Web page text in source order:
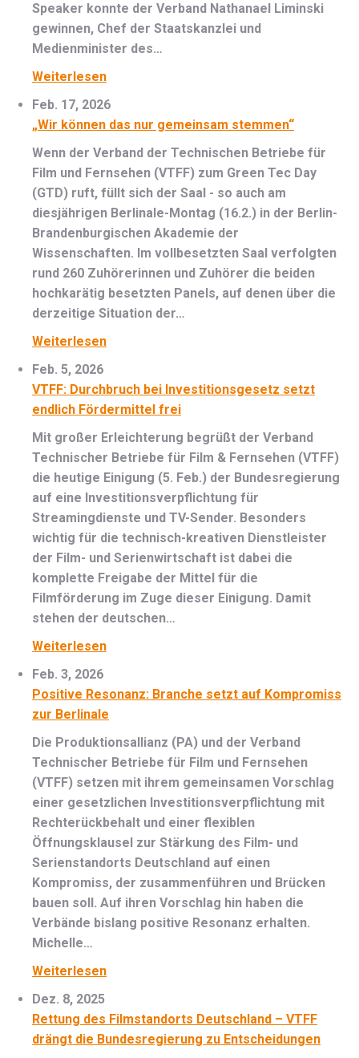
Speaker konnte der Verband Nathanael Liminski
gewinnen, Chef der Staatskanzlei und
Medienminister des…
Weiterlesen
Feb. 17, 2026
„Wir können das nur gemeinsam stemmen“
Wenn der Verband der Technischen Betriebe für
Film und Fernsehen (VTFF) zum Green Tec Day
(GTD) ruft, füllt sich der Saal - so auch am
diesjährigen Berlinale-Montag (16.2.) in der Berlin-
Brandenburgischen Akademie der
Wissenschaften. Im vollbesetzten Saal verfolgten
rund 260 Zuhörerinnen und Zuhörer die beiden
hochkarätig besetzten Panels, auf denen über die
derzeitige Situation der…
Weiterlesen
Feb. 5, 2026
VTFF: Durchbruch bei Investitionsgesetz setzt
endlich Fördermittel frei
Mit großer Erleichterung begrüßt der Verband
Technischer Betriebe für Film & Fernsehen (VTFF)
die heutige Einigung (5. Feb.) der Bundesregierung
auf eine Investitionsverpflichtung für
Streamingdienste und TV-Sender. Besonders
wichtig für die technisch-kreativen Dienstleister
der Film- und Serienwirtschaft ist dabei die
komplette Freigabe der Mittel für die
Filmförderung im Zuge dieser Einigung. Damit
stehen der deutschen…
Weiterlesen
Feb. 3, 2026
Positive Resonanz: Branche setzt auf Kompromiss
zur Berlinale
Die Produktionsallianz (PA) und der Verband
Technischer Betriebe für Film und Fernsehen
(VTFF) setzen mit ihrem gemeinsamen Vorschlag
einer gesetzlichen Investitionsverpflichtung mit
Rechterückbehalt und einer flexiblen
Öffnungsklausel zur Stärkung des Film- und
Serienstandorts Deutschland auf einen
Kompromiss, der zusammenführen und Brücken
bauen soll. Auf ihren Vorschlag hin haben die
Verbände bislang positive Resonanz erhalten.
Michelle…
Weiterlesen
Dez. 8, 2025
Rettung des Filmstandorts Deutschland – VTFF
drängt die Bundesregierung zu Entscheidungen